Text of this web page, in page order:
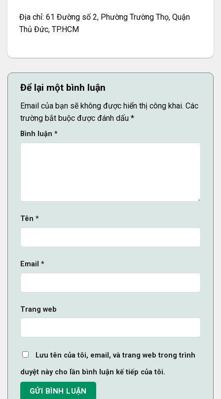
Địa chỉ: 61 Đường số 2, Phường Trường Thọ, Quận
Thủ Đức, TP.HCM
Để lại một bình luận
Email của bạn sẽ không được hiển thị công khai. Các
trường bắt buộc được đánh dấu *
Bình luận *
Tên *
Email *
Trang web
Lưu tên của tôi, email, và trang web trong trình
duyệt này cho lần bình luận kế tiếp của tôi.